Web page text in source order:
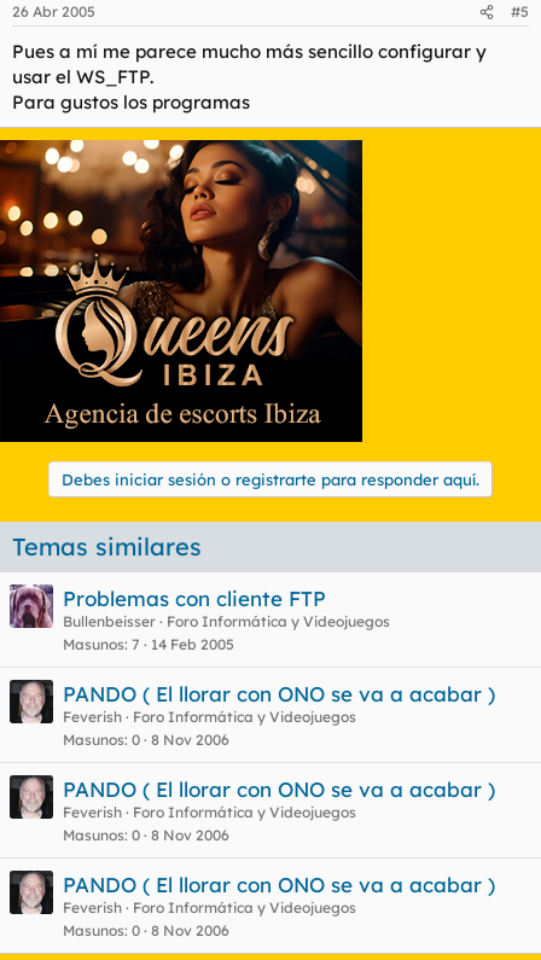
26 Abr 2005 #5
Pues a mí me parece mucho más sencillo configurar y
usar el WS_FTP.
Para gustos los programas
Debes iniciar sesión o registrarte para responder aquí.
Temas similares
Problemas con cliente FTP
Bullenbeisser
Foro Informática y Videojuegos
Masunos 7 14 Feb 2005
PANDO ( El llorar con ONO se va a acabar )
Feverish
Foro Informática y Videojuegos
Masunos 0 8 Nov 2006
PANDO ( El llorar con ONO se va a acabar )
Feverish
Foro Informática y Videojuegos
Masunos 0 8 Nov 2006
PANDO ( El llorar con ONO se va a acabar )
Feverish
Foro Informática y Videojuegos
Masunos 0 8 Nov 2006